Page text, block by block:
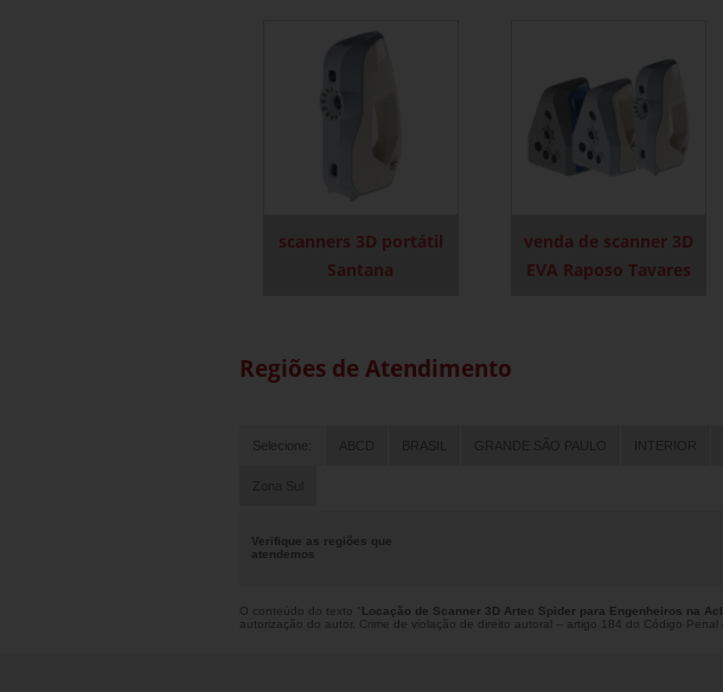
scanners 3D portátil
Santana
venda de scanner 3D
EVA Raposo Tavares
Regiões de Atendimento
Selecione: ABCD BRASIL GRANDE SÃO PAULO INTERIOR
Zona Sul
Verifique as regiões que
atendemos
O conteúdo do texto " Locação de Scanner 3D Artec Spider para Engenheiros na
autorização do autor. Crime de violação de direito autoral – artigo 184 do Código Penal